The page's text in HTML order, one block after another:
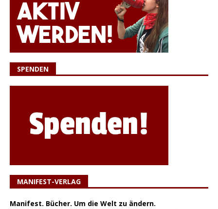
SPENDEN
MANIFEST-VERLAG
Manifest. Bücher. Um die Welt zu ändern.